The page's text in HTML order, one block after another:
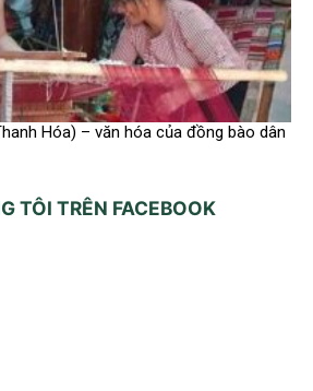
Hóa) – văn hóa của đồng bào dân
TÔI TRÊN FACEBOOK